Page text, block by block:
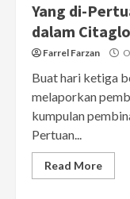
Yang di-
dalam
Farrel Farzan
Buat hari ketiga
melaporkan
kumpulan
Pertuan...
Read More